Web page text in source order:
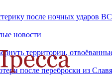
после ночных ударов
новости
территории,
после переброски из